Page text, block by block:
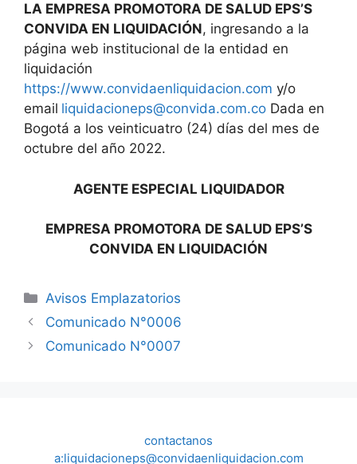
LA EMPRESA PROMOTORA DE SALUD EPS’S
CONVIDA EN LIQUIDACIÓN, ingresando a la
página web institucional de la entidad en
liquidación
https://www.convidaenliquidacion.com y/o
email liquidacioneps@convida.com.co Dada en
Bogotá a los veinticuatro (24) días del mes de
octubre del año 2022.
AGENTE ESPECIAL LIQUIDADOR
EMPRESA PROMOTORA DE SALUD EPS’S
CONVIDA EN LIQUIDACIÓN
Categorías
Avisos Emplazatorios
Comunicado N°0006
Comunicado N°0007
contactanos
a:liquidacioneps@convidaenliquidacion.com